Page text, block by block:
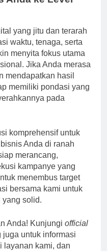
yang jitu dan terarah
waktu, tenaga, serta
menyita fokus utama
Jika Anda merasa
mendapatkan hasil
memiliki pondasi yang
pada
komprehensif untuk
Anda di ranah
merancang,
kampanye yang
menembus target
bersama kami untuk
yang solid.
Anda! Kunjungi official
juga untuk informasi
layanan kami, dan